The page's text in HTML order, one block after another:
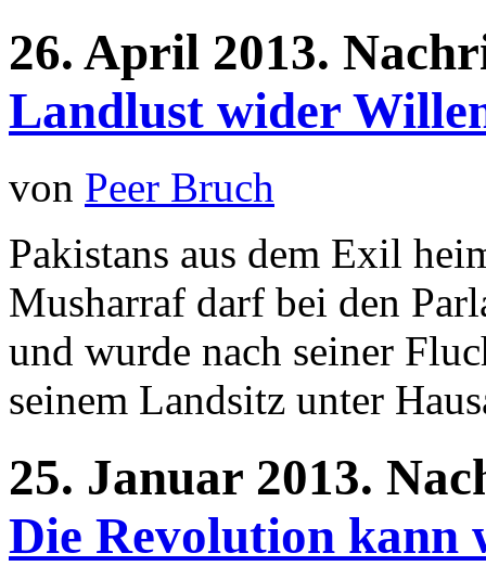
26. April 2013.
Landlust wider
von Peer Bruch
Pakistans aus dem Exil
Musharraf darf bei den
und wurde nach seiner
seinem Landsitz unter
25. Januar 2013.
Die Revolution kann